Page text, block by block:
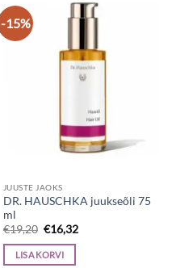
-15%
JUUSTE JAOKS
DR. HAUSCHKA juukseõli 75
ml
€19,20 Algne
hind
oli:
€19,20.
€16,32Current
LISA KORVI